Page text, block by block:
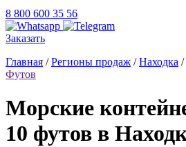
8 800 600 35 56
Заказать
Главная /Регионы продаж /Находка /
Футов
Морские
10 футов в